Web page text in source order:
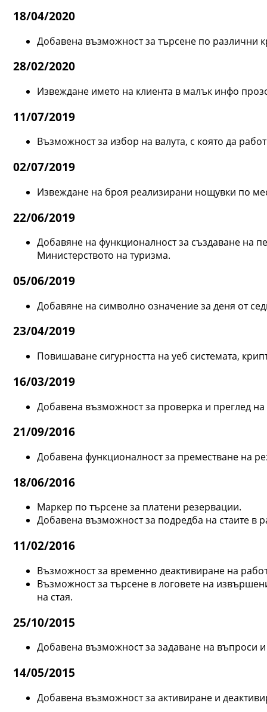
18/04/2020
Добавена възможност за търсене по различни
28/02/2020
Извеждане името на клиента в малък инфо
11/07/2019
Възможност за избор на валута, с която да
02/07/2019
Извеждане на броя реализирани нощувки по
22/06/2019
Добавяне на функционалност за създаване на
Министерството на туризма.
05/06/2019
Добавяне на символно означение за деня от
23/04/2019
Повишаване сигурността на уеб системата,
16/03/2019
Добавена възможност за проверка и преглед
21/09/2016
Добавена функционалност за преместване на
18/06/2016
Маркер по търсене за платени резервации.
Добавена възможност за подредба на стаите в
11/02/2016
Възможност за временно деактивиране на
Възможност за търсене в логовете на
на стая.
25/10/2015
Добавена възможност за задаване на въпроси
14/05/2015
Добавена възможност за активиране и